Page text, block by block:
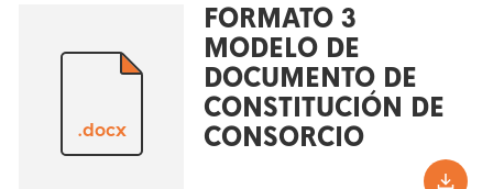
.docx
FORMATO 3
MODELO DE
DOCUMENTO DE
CONSTITUCIÓN DE
CONSORCIO